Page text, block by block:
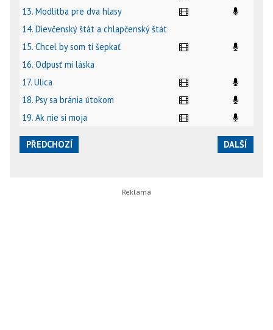
13. Modlitba pre dva hlasy
14. Dievčenský štát a chlapčenský štát
15. Chcel by som ti šepkať
16. Odpusť mi láska
17. Ulica
18. Psy sa bránia útokom
19. Ak nie si moja
PŘEDCHOZÍ DALŠÍ